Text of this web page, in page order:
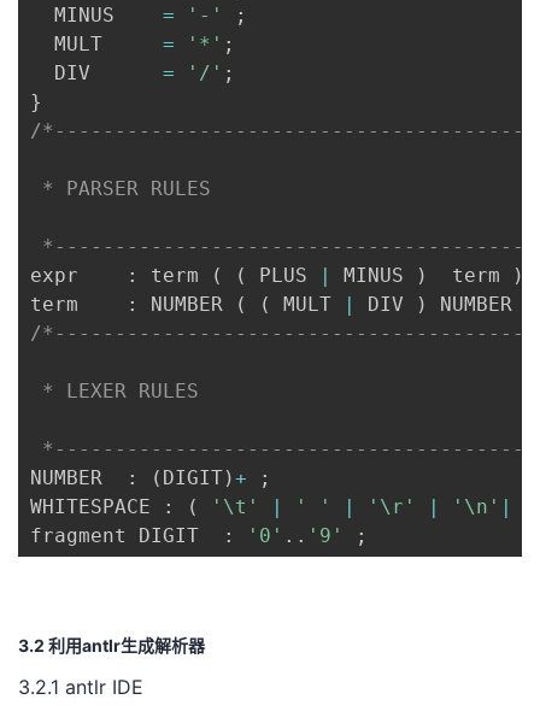
  MINUS
= '-'
;
  MULT
= '*' ;
  DIV
= '/' ;
}
/
* PARSER RULES
expr
: term ( ( PLUS | MINUS )
  term
)
term
: NUMBER ( ( MULT | DIV ) NUMBER
/
* LEXER RULES
NUMBER
: ( DIGIT)+
;
WHITESPACE
: ( '\t' | ' ' | '\r' | '\n' |
fragment DIGIT
: '0' . . '9' ;
3.2 利用antlr生成解析器
3.2.1 antlr IDE